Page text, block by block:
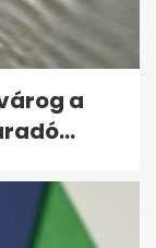
a magyar
a